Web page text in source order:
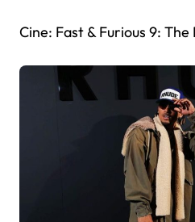
Cine: Fast & Furious 9: The